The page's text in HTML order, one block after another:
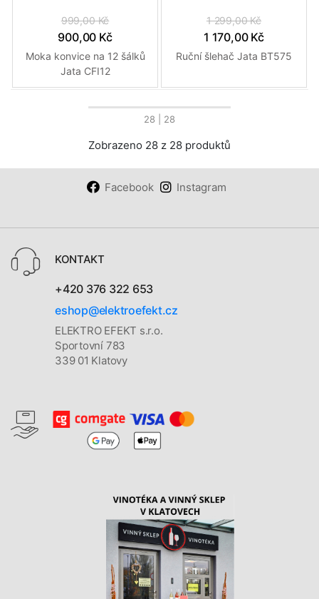
999,00 Kč
900,00 Kč
Moka konvice na 12 šálků
Jata CFI12
1 299,00 Kč
1 170,00 Kč
Ruční šlehač Jata BT575
28 | 28
Zobrazeno 28 z 28 produktů
Facebook Instagram
KONTAKT
+420 376 322 653
eshop@elektroefekt.cz
ELEKTRO EFEKT s.r.o.
Sportovní 783
339 01 Klatovy